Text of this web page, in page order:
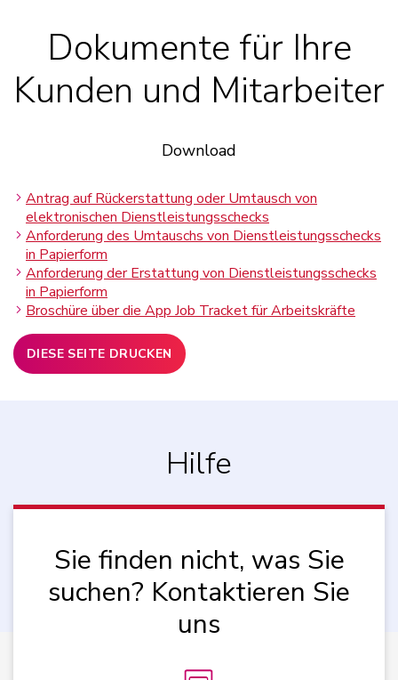
Dokumente für Ihre
Kunden und Mitarbeiter
Download
Antrag auf Rückerstattung oder Umtausch von
elektronischen Dienstleistungsschecks
Anforderung des Umtauschs von Dienstleistungsschecks
in Papierform
Anforderung der Erstattung von Dienstleistungsschecks
in Papierform
Broschüre über die App Job Tracket für Arbeitskräfte
DIESE SEITE DRUCKEN
Hilfe
Sie finden nicht, was Sie
suchen? Kontaktieren Sie
uns